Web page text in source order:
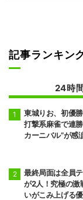
記事ランキン
24時
東城りお、初優
打撃系麻雀で連
カーニバル”が感
最終局面は全員
が2人！究極の激
いがこみ上げる